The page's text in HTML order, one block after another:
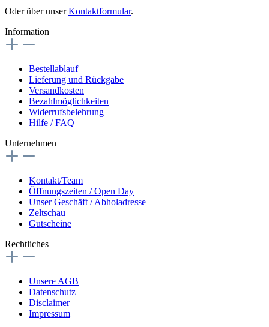
Oder über unserKontaktformular.
Information
Bestellablauf
Lieferung und Rückgabe
Versandkosten
Bezahlmöglichkeiten
Widerrufsbelehrung
Hilfe / FAQ
Unternehmen
Kontakt/Team
Öffnungszeiten / Open Day
Unser Geschäft / Abholadresse
Zeltschau
Gutscheine
Rechtliches
Unsere AGB
Datenschutz
Disclaimer
Impressum